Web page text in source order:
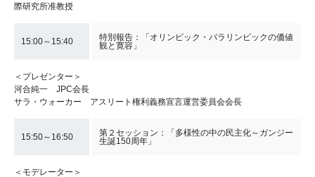
際研究所准教授
15:00～15:40
特別報告：「オリンピック・パラリンピックの価値
観と寛容」
＜プレゼンター＞
河合純一 JPC会長
サラ・ウォーカー アスリート権利義務宣言運営委員会会長
15:50～16:50
第２セッション：「多様性の中の民主化～ガンジー
生誕150周年」
＜モデレーター＞